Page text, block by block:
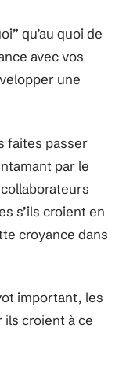
qu’au quoi de
avec vos
une
faites passer
par le
s’ils croient en
croyance dans
important, les
croient à ce